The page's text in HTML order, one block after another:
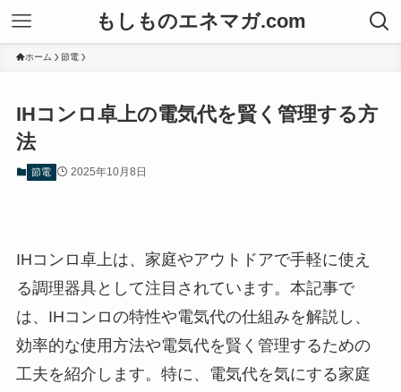
もしものエネマガ.com
ホーム 節電
IHコンロ卓上の電気代を賢く管理する方
法
節電 2025年10月8日
IHコンロ卓上は、家庭やアウトドアで手軽に使え
る調理器具として注目されています。本記事で
は、IHコンロの特性や電気代の仕組みを解説し、
効率的な使用方法や電気代を賢く管理するための
工夫を紹介します。特に、電気代を気にする家庭